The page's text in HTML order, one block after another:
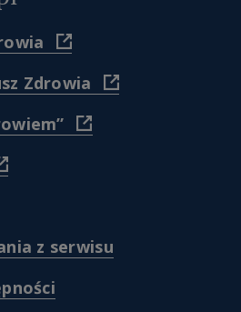
(
https://www.gov.pl/web/
Zdrowia
(
https://
(
https://www.nfz.gov.pl/
)
(
https://akademia.nfz.gov.pl/
diety.nfz.gov.pl/
z serwisu(
/warunki-
(
/deklaracja-